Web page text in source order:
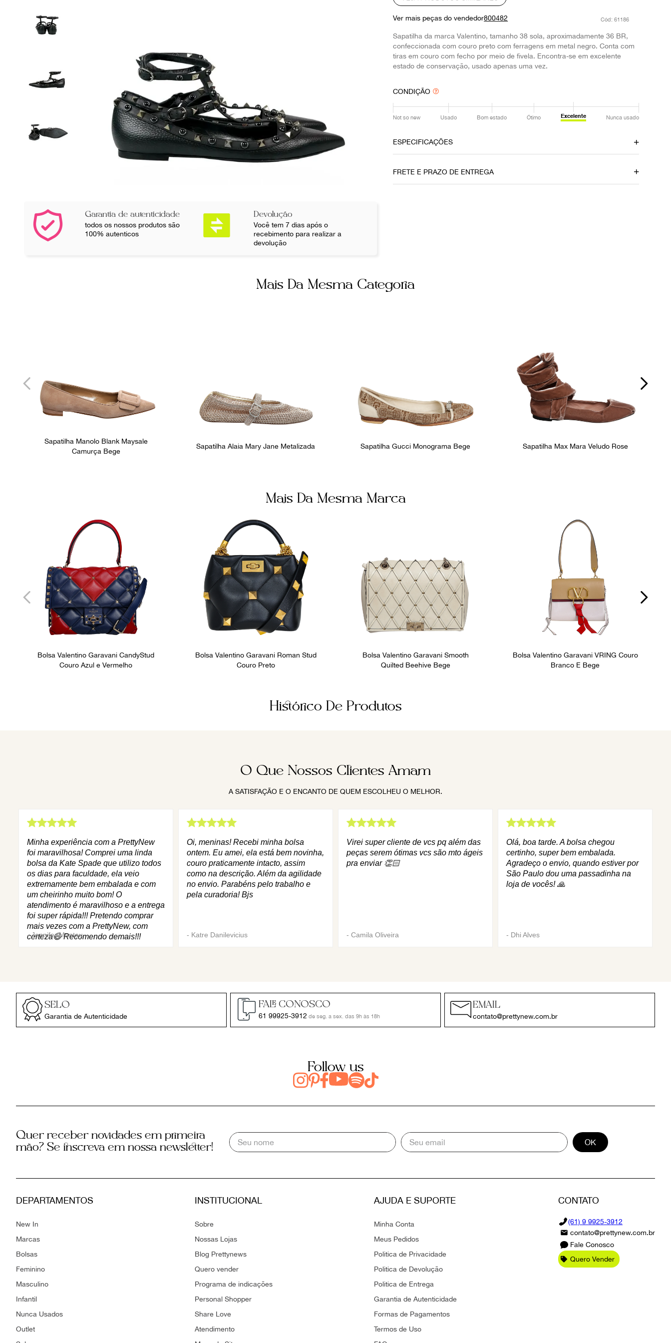
Garantia de autenticidade
todos os nossos produtos são
100% autenticos
Devolução
Você tem 7 dias após o
recebimento para realizar a
devolução
Ver mais peças do vendedor800482 : 61186
Sapatilha da marca Valentino, tamanho 38 sola, aproximadamente 36 BR,
confeccionada com couro preto com ferragens em metal negro. Conta com
tiras em couro com fecho por meio de fivela. Encontra-se em excelente
estado de conservação, usado apenas uma vez.
CONDIÇÃO
Not so new Usado Bom estado Ótimo Excelente Nunca usado
ESPECIFICAÇÕES
03102019
FRETE E PRAZO DE ENTREGA
Mais Da Mesma Categoria
Sapatilha Manolo Blank Maysale
Camurça Bege
Sapatilha Alaia Mary Jane Metalizada Sapatilha Gucci Monograma Bege Sapatilha Max Mara Veludo Rose
Mais Da Mesma Marca
Bolsa Valentino Garavani CandyStud
Couro Azul e Vermelho
Bolsa Valentino Garavani Roman Stud
Couro Preto
Bolsa Valentino Garavani Smooth
Quilted Beehive Bege
Bolsa Valentino Garavani VRING Couro
Branco E Bege
Histórico De Produtos
O Que Nossos Clientes Amam
A SATISFAÇÃO E O ENCANTO DE QUEM ESCOLHEU O MELHOR.
Minha experiência com a PrettyNew
foi maravilhosa! Comprei uma linda
bolsa da Kate Spade que utilizo todos
os dias para faculdade, ela veio
extremamente bem embalada e com
um cheirinho muito bom! O
atendimento é maravilhoso e a entrega
foi super rápida!!! Pretendo comprar
mais vezes com a PrettyNew, com
certeza😄 Recomendo demais!!!
-Jennifer Mantau
Oi, meninas! Recebi minha bolsa
ontem. Eu amei, ela está bem novinha,
couro praticamente intacto, assim
como na descrição. Além da agilidade
no envio. Parabéns pelo trabalho e
pela curadoria! Bjs
- Katre Danilevicius
Virei super cliente de vcs pq além das
peças serem ótimas vcs são mto ágeis
pra enviar 👏🏻
- Camila Oliveira
Olá, boa tarde. A bolsa chegou
certinho, super bem embalada.
Agradeço o envio, quando estiver por
São Paulo dou uma passadinha na
loja de vocês! 🙏
- Dhi Alves
SELO
Garantia de Autenticidade
FALE CONOSCO
61 99925-3912 de seg. a sex. das 9h às 18h
EMAIL
contato@prettynew.com.br
Follow us
Quer receber novidades em primeira
mão? Se inscreva em nossa newsletter!
OK
DEPARTAMENTOS
New In
Marcas
Bolsas
Feminino
Masculino
Infantil
Nunca Usados
Outlet
INSTITUCIONAL
Sobre
Nossas Lojas
Blog Prettynews
Quero vender
Programa de indicações
Personal Shopper
Share Love
Atendimento
AJUDA E SUPORTE
Minha Conta
Meus Pedidos
Politica de Privacidade
Politica de Devolução
Politica de Entrega
Garantia de Autenticidade
Formas de Pagamentos
Termos de Uso
CONTATO
(61) 9 9925-3912
contato@prettynew.com.br
Fale Conosco
Quero Vender